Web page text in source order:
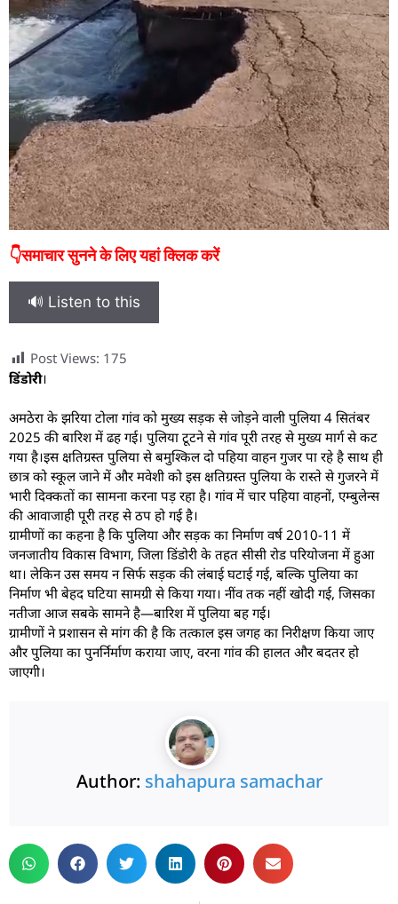
👇समाचार सुनने के लिए यहां क्लिक करें
🔊 Listen to this
Post Views: 175
डिंडोरी।
अमठेरा के झरिया टोला गांव को मुख्य सड़क से जोड़ने वाली पुलिया 4 सितंबर
2025 की बारिश में ढह गई। पुलिया टूटने से गांव पूरी तरह से मुख्य मार्ग से कट
गया है।इस क्षतिग्रस्त पुलिया से बमुश्किल दो पहिया वाहन गुजर पा रहे है साथ ही
छात्र को स्कूल जाने में और मवेशी को इस क्षतिग्रस्त पुलिया के रास्ते से गुजरने में
भारी दिक्कतों का सामना करना पड़ रहा है। गांव में चार पहिया वाहनों, एम्बुलेन्स
की आवाजाही पूरी तरह से ठप हो गई है।
ग्रामीणों का कहना है कि पुलिया और सड़क का निर्माण वर्ष 2010-11 में
जनजातीय विकास विभाग, जिला डिंडोरी के तहत सीसी रोड परियोजना में हुआ
था। लेकिन उस समय न सिर्फ सड़क की लंबाई घटाई गई, बल्कि पुलिया का
निर्माण भी बेहद घटिया सामग्री से किया गया। नींव तक नहीं खोदी गई, जिसका
नतीजा आज सबके सामने है—बारिश में पुलिया बह गई।
ग्रामीणों ने प्रशासन से मांग की है कि तत्काल इस जगह का निरीक्षण किया जाए
और पुलिया का पुनर्निर्माण कराया जाए, वरना गांव की हालत और बदतर हो
जाएगी।
Author: shahapura samachar